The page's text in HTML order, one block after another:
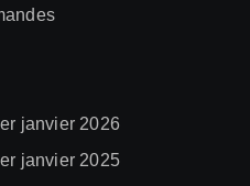
janvier 2026
janvier 2025